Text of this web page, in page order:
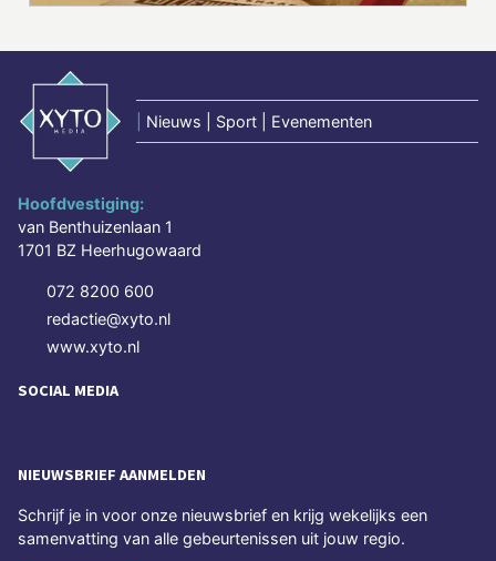
Nieuws | Sport | Evenementen
Hoofdvestiging:
van Benthuizenlaan 1
1701 BZ Heerhugowaard
072 8200 600
redactie@xyto.nl
www.xyto.nl
SOCIAL MEDIA
NIEUWSBRIEF AANMELDEN
Schrijf je in voor onze nieuwsbrief en krijg wekelijks een
samenvatting van alle gebeurtenissen uit jouw regio.